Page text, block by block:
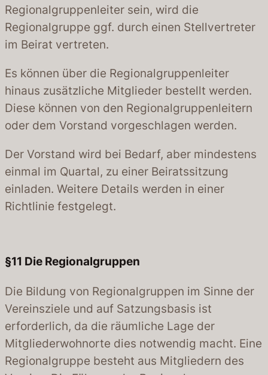
Regionalgruppenleiter sein, wird die
Regionalgruppe ggf. durch einen Stellvertreter
im Beirat vertreten.
Es können über die Regionalgruppenleiter
hinaus zusätzliche Mitglieder bestellt werden.
Diese können von den Regionalgruppenleitern
oder dem Vorstand vorgeschlagen werden.
Der Vorstand wird bei Bedarf, aber mindestens
einmal im Quartal, zu einer Beiratssitzung
einladen. Weitere Details werden in einer
Richtlinie festgelegt.
§11 Die Regionalgruppen
Die Bildung von Regionalgruppen im Sinne der
Vereinsziele und auf Satzungsbasis ist
erforderlich, da die räumliche Lage der
Mitgliederwohnorte dies notwendig macht. Eine
Regionalgruppe besteht aus Mitgliedern des